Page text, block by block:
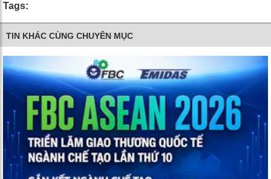
Tags:
TIN KHÁC CÙNG CHUYÊN MỤC